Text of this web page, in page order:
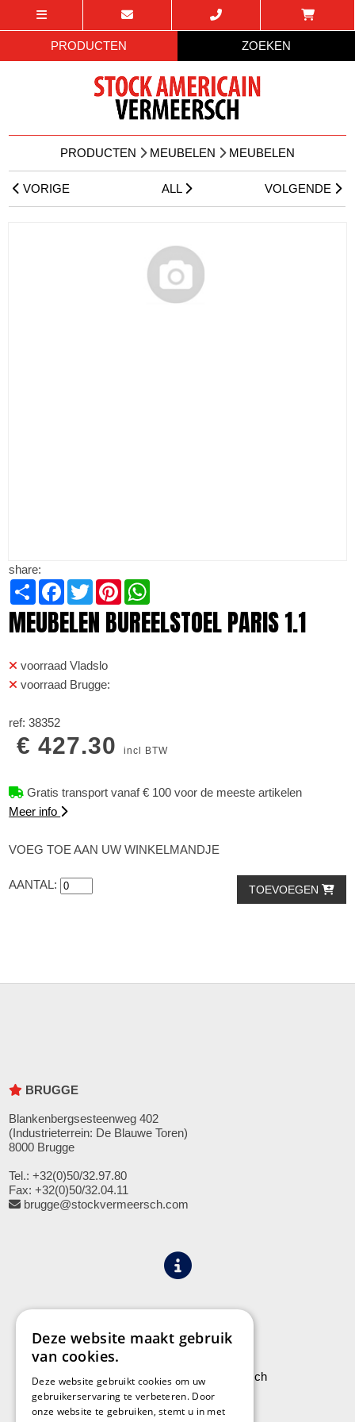
PRODUCTEN ZOEKEN
PRODUCTEN MEUBELEN MEUBELEN
VORIGE ALL VOLGENDE
share:
Share Facebook
TwitterPinterest
MEUBELEN BUREELSTOEL PARIS 1.1
voorraad Vladslo
voorraad Brugge:
ref: 38352
€ 427.30incl BTW
Gratis transport vanaf € 100 voor de meeste artikelen
Meer info
VOEG TOE AAN UW WINKELMANDJE
AANTAL: TOEVOEGEN
BRUGGE
Blankenbergsesteenweg 402
(Industrieterrein: De Blauwe Toren)
8000 Brugge
Tel.: +32(0)50/32.97.80
Fax: +32(0)50/32.04.11
brugge@stockvermeersch.com
Leveringen aan Stock Vermeersch
Deze website maakt gebruik
van cookies.
Deze website gebruikt cookies om uw
gebruikerservaring te verbeteren. Door
onze website te gebruiken, stemt u in met